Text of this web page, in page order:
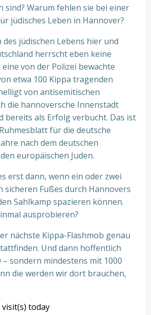
sind? Warum fehlen sie bei einer
jüdisches Leben in Hannover?
jüdischen Lebens hier und
herrscht eben keine
von der Polizei bewachte
etwa 100 Kippa tragenden
von antisemitischen
die hannoversche Innenstadt
bereits als Erfolg verbucht. Das ist
für die deutsche
nach dem deutschen
europäischen Juden.
erst dann, wenn ein oder zwei
sicheren Fußes durch Hannovers
Sahlkamp spazieren können.
ausprobieren?
nächste Kippa-Flashmob genau
Und dann hoffentlich
sondern mindestens mit 1000
die werden wir dort brauchen,
today